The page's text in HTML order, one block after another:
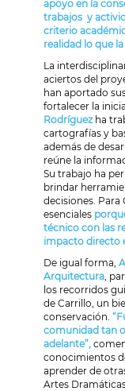
apoyo en la
trabajos y
criterio
realidad lo que
La
aciertos del
han aportado
fortalecer la
Rodríguez ha
cartografías y
además de
reúne la
Su trabajo ha
brindar
decisiones. Para
esenciales
técnico con las
impacto directo
De igual forma,
Arquitectura ,
los recorridos
de Carrillo, un
conservación.
comunidad tan
adelante”,
conocimientos
aprender de
Artes